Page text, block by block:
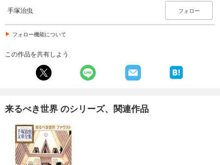
手塚治虫 フォロー
フォロー機能について
この作品を共有しよう
来るべき世界 のシリーズ、関連作品